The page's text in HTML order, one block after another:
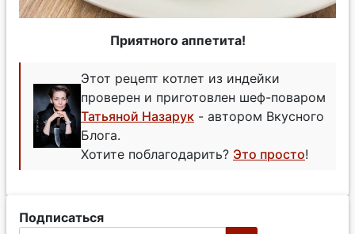
Приятного аппетита!
Этот рецепт котлет из индейки
проверен и приготовлен шеф-поваром
Татьяной Назарук - автором Вкусного
Блога.
Хотите поблагодарить? Это просто!
Подписаться